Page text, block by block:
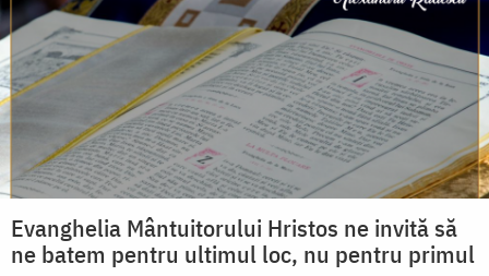
Evanghelia Mântuitorului Hristos ne invită să
ne batem pentru ultimul loc, nu pentru primul